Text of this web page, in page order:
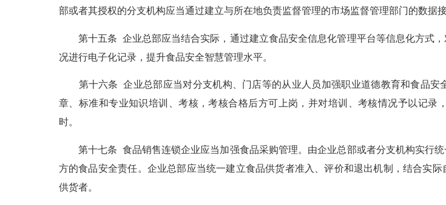
部或者其授权的分支机构应当通过建立与所在地负责监督管理的市场监督管理部门的数据
第十五条 企业总部应当结合实际，通过建立食品安全信息化管理平台等信息化方式
况进行电子化记录，提升食品安全智慧管理水平。
第十六条 企业总部应当对分支机构、门店等的从业人员加强职业道德教育和食品安
章、标准和专业知识培训、考核，考核合格后方可上岗，并对培训、考核情况予以记
时。
第十七条 食品销售连锁企业应当加强食品采购管理。由企业总部或者分支机构实行统
方的食品安全责任。企业总部应当统一建立食品供货者准入、评价和退出机制，结合实
供货者。